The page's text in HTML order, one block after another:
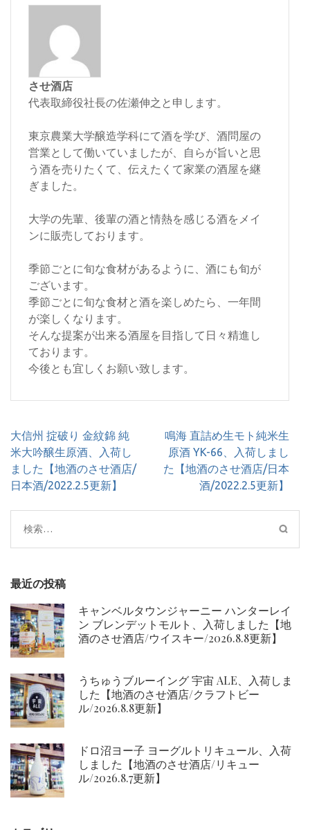
させ酒店
代表取締役社長の佐瀬伸之と申します。
東京農業大学醸造学科にて酒を学び、酒問屋の
営業として働いていましたが、自らが旨いと思
う酒を売りたくて、伝えたくて家業の酒屋を継
ぎました。
大学の先輩、後輩の酒と情熱を感じる酒をメイ
ンに販売しております。
季節ごとに旬な食材があるように、酒にも旬が
ございます。
季節ごとに旬な食材と酒を楽しめたら、一年間
が楽しくなります。
そんな提案が出来る酒屋を目指して日々精進し
ております。
今後とも宜しくお願い致します。
投
稿
ナ
ビ
シ
ョ
大信州 掟破り 金紋錦 純
米大吟醸生原酒、入荷し
ました【地酒のさせ酒店/
日本酒/2022.2.5更新】
鳴海 直詰め生モト純米生
原酒 YK-66、入荷しまし
た【地酒のさせ酒店/日本
酒/2022.2.5更新】
検
索:
最近の投稿
キャンベルタウンジャーニー ハンターレイ
ン ブレンデットモルト、入荷しました【地
酒のさせ酒店/ウイスキー/2026.8.8更新】
うちゅうブルーイング 宇宙 ALE、入荷しま
した【地酒のさせ酒店/クラフトビー
ル/2026.8.8更新】
ドロ沼ヨー子 ヨーグルトリキュール、入荷
しました【地酒のさせ酒店/リキュー
ル/2026.8.7更新】